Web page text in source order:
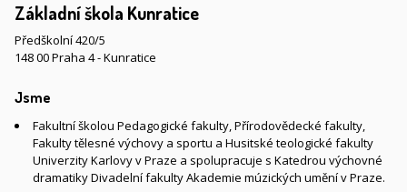
Základní škola Kunratice
Předškolní 420/5
148 00 Praha 4 - Kunratice
Jsme
Fakultní školou Pedagogické fakulty, Přírodovědecké fakulty,
Fakulty tělesné výchovy a sportu a Husitské teologické fakulty
Univerzity Karlovy v Praze a spolupracuje s Katedrou výchovné
dramatiky Divadelní fakulty Akademie múzických umění v Praze.